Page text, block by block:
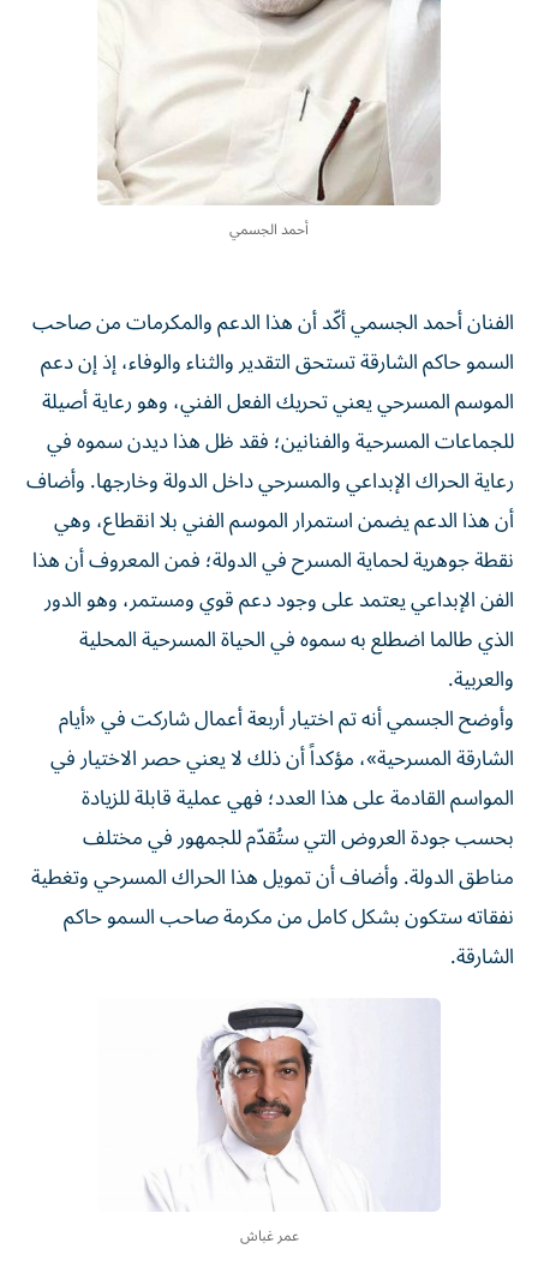
أحمد الجسمي
الفنان أحمد الجسمي أكّد أن هذا الدعم والمكرمات من صاحب
السمو حاكم الشارقة تستحق التقدير والثناء والوفاء، إذ إن دعم
الموسم المسرحي يعني تحريك الفعل الفني، وهو رعاية أصيلة
للجماعات المسرحية والفنانين؛ فقد ظل هذا ديدن سموه في
رعاية الحراك الإبداعي والمسرحي داخل الدولة وخارجها. وأضاف
أن هذا الدعم يضمن استمرار الموسم الفني بلا انقطاع، وهي
نقطة جوهرية لحماية المسرح في الدولة؛ فمن المعروف أن هذا
الفن الإبداعي يعتمد على وجود دعم قوي ومستمر، وهو الدور
الذي طالما اضطلع به سموه في الحياة المسرحية المحلية
والعربية.
وأوضح الجسمي أنه تم اختيار أربعة أعمال شاركت في «أيام
الشارقة المسرحية»، مؤكداً أن ذلك لا يعني حصر الاختيار في
المواسم القادمة على هذا العدد؛ فهي عملية قابلة للزيادة
بحسب جودة العروض التي ستُقدّم للجمهور في مختلف
مناطق الدولة. وأضاف أن تمويل هذا الحراك المسرحي وتغطية
نفقاته ستكون بشكل كامل من مكرمة صاحب السمو حاكم
الشارقة.
عمر غباش